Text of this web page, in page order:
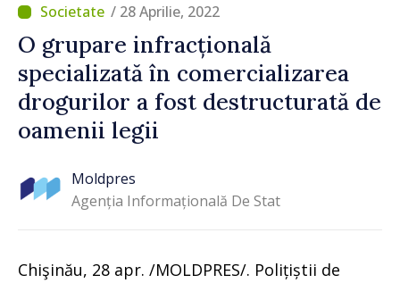
/ 28 Aprilie, 2022
O grupare infracțională
specializată în comercializarea
drogurilor a fost destructurată de
oamenii legii
Moldpres
Agenția Informațională De Stat
Chişinău, 28 apr. /MOLDPRES/. Polițiștii de